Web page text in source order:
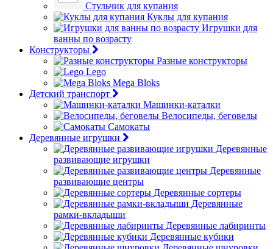
Стульчик для купания
Куклы для купания
Игрушки для
ванны по возрасту
Конструкторы
Разные конструкторы
Lego
Mega Bloks
Детский транспорт
Машинки-каталки
Велосипеды, беговелы
Самокаты
Деревянные игрушки
Деревянные
развивающие игрушки
Деревянные
развивающие центры
Деревянные сортеры
Деревянные
рамки-вкладыши
Деревянные лабиринты
Деревянные кубики